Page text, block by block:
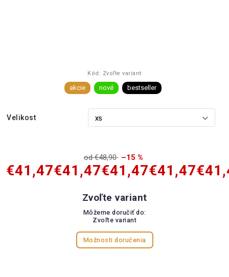
Kód: Zvoľte variant
akcie nové bestseller
Velikost
od €48,90 –15 %
€41,47€41,47€41,47€41,47
Zvoľte variant
Môžeme doručiť do:
Zvoľte variant
Možnosti doručenia